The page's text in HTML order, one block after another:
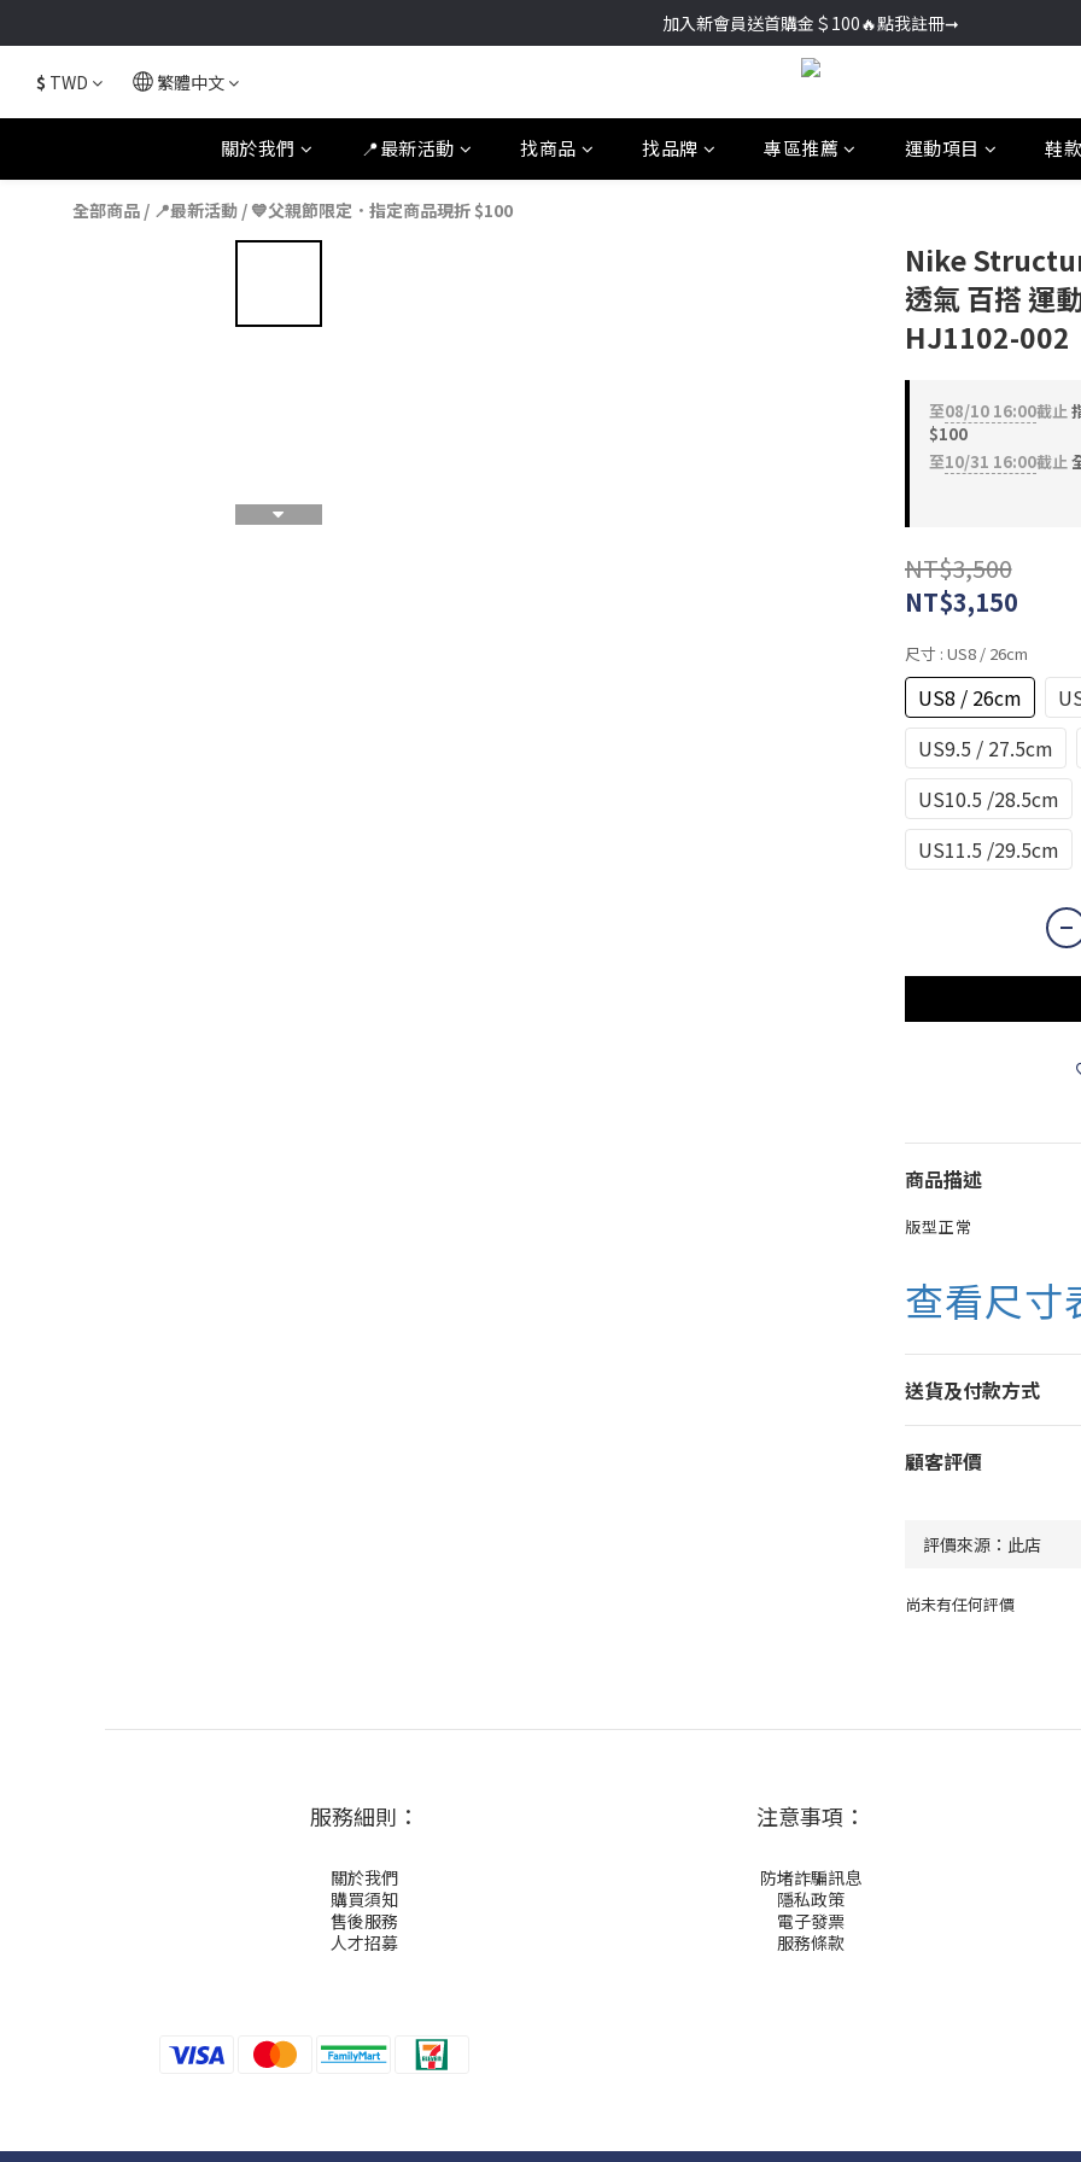
加入新會員送首購金＄100🔥點我註冊➞
加入新會員送首購金＄100🔥點我註冊➞
🚚超商取貨滿＄2000免運／宅配滿＄3000免運
加入新會員送首購金＄100🔥點我註冊➞
$ TWD 繁體中文
關於我們 📍最新活動 找商品 找品牌 專區推薦 運動項目 鞋
全部商品 / 📍最新活動 / 💙父親節限定．指定商品現折 $100
Nike
透氣 百搭 運
HJ1102-002
至08/10 16:00截止
$100
至10/31 16:00截止
NT$3,500
NT$3,150
尺寸 : US8 / 26cm
US8 / 26cm
US9.5 / 27.5cm
US10.5 /28.5cm
US11.5 /29.5cm
商品描述
版型正常
查看尺寸
送貨及付款方式
顧客評價
尚未有任何評價
服務細則：
關於我們
購買須知
售後服務
人才招募
注意事項：
防堵詐騙訊息
隱私政策
電子發票
服務條款